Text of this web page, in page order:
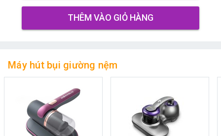
THÊM VÀO GIỎ HÀNG
Máy hút bụi giường nệm